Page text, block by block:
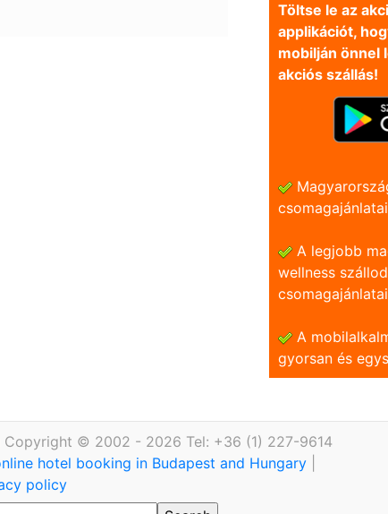
Töltse le az
applikációt,
mobilján önnel
akciós szállás!
A legjobb
wellness
A
gyorsan és
Copyright © 2002 - 2026 Tel: +36 (1) 227-9614
hotel booking in Budapest and Hungary
policy